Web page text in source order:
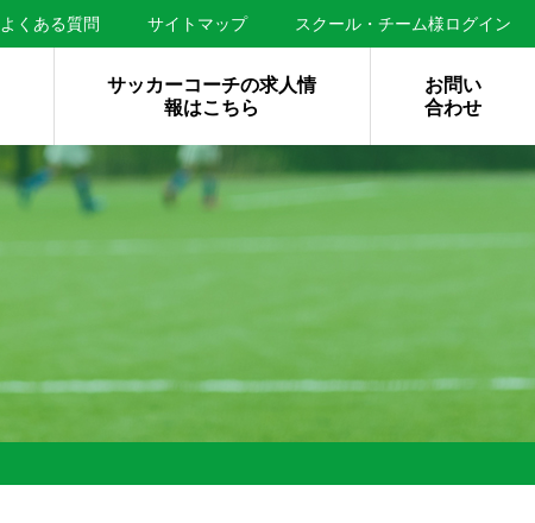
よくある質問 サイトマップ スクール・チーム様ログイン
サッカーコーチの求人情
報はこちら
お問い
合わせ